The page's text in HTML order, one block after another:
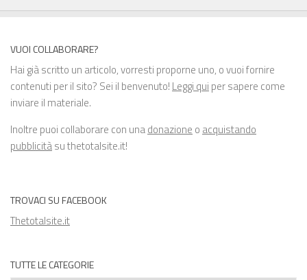
VUOI COLLABORARE?
Hai già scritto un articolo, vorresti proporne uno, o vuoi fornire
contenuti per il sito? Sei il benvenuto! Leggi qui per sapere come
inviare il materiale.
Inoltre puoi collaborare con unadonazione o acquistando
pubblicitàsu thetotalsite.it!
TROVACI SU FACEBOOK
Thetotalsite.it
TUTTE LE CATEGORIE